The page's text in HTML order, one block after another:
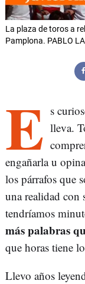
La plaza de toros a
Pamplona. PABLO
E s
lleva.
engañarla u
los párrafos que
una realidad con
tendríamos
más palabras
que horas tiene
Llevo años